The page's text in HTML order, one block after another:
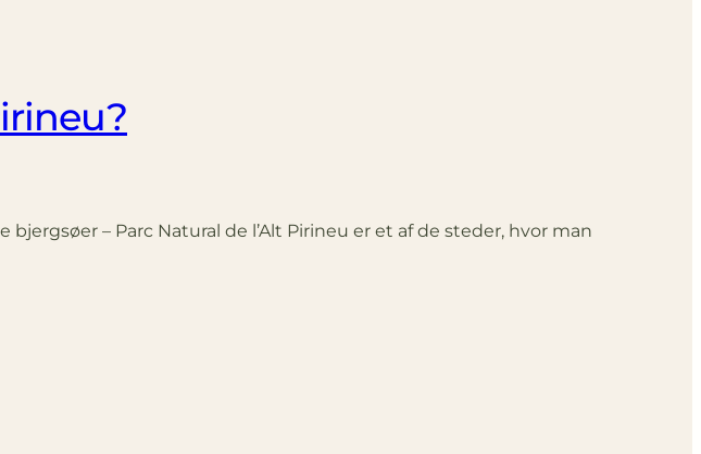
– Parc Natural de l’Alt Pirineu er et af de steder, hvor man